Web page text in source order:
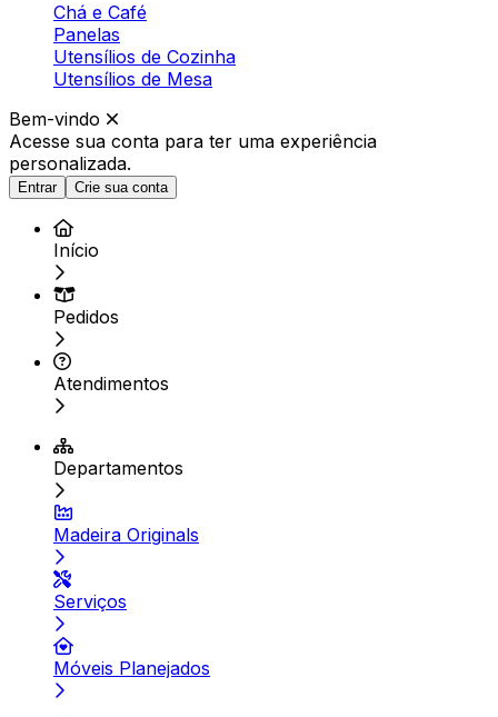
Chá e Café
Panelas
Utensílios de Cozinha
Utensílios de Mesa
Bem-vindo
Acesse sua conta para ter uma experiência
personalizada.
Entrar Crie sua conta
Início
Pedidos
Atendimentos
Departamentos
Madeira Originals
Serviços
Móveis Planejados